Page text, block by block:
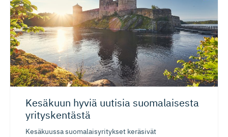
Kesäkuun hyviä uutisia suomalaisesta
yrityskentästä
Kesäkuussa suomalaisyritykset keräsivät